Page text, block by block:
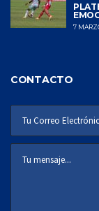
7
CONTACTO